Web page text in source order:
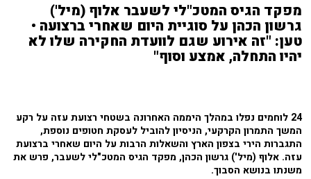
מפקד הגיס המטכ"לי לשעבר אלוף (מיל')
גרשון הכהן על סוגיית היום שאחרי ברצועה •
טען: "זה אירוע שגם לוועדת החקירה שלו לא
יהיו התחלה, אמצע וסוף"
24 לוחמים נפלו במהלך היממה האחרונה בשטחי רצועת עזה על רקע
המשך התמרון הקרקעי, הניסיון להוביל לעסקת חטופים נוספת,
התגברות הירי בצפון הארץ והשאלות הרבות על היום שאחרי ברצועת
עזה. אלוף (מיל') גרשון הכהן, מפקד הגיס המטכ"לי לשעבר, פרש את
משנתו בנושא הסבוך.